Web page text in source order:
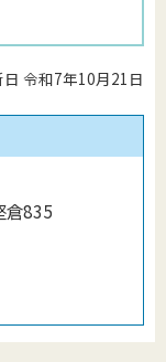
令和7年10月21日
倉835